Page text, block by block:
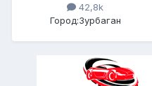
42,8k
Город:Зурбаган